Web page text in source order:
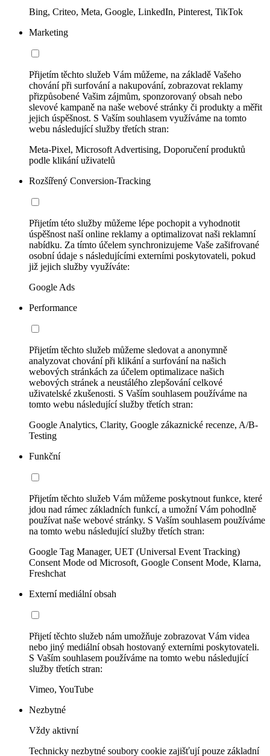
Bing, Criteo, Meta, Google, LinkedIn, Pinterest, TikTok
Marketing
Přijetím těchto služeb Vám můžeme, na základě Vašeho
chování při surfování a nakupování, zobrazovat reklamy
přizpůsobené Vašim zájmům, sponzorovaný obsah nebo
slevové kampaně na naše webové stránky či produkty a měřit
jejich úspěšnost. S Vaším souhlasem využíváme na tomto
webu následující služby třetích stran:
Meta-Pixel, Microsoft Advertising, Doporučení produktů
podle klikání uživatelů
Rozšířený Conversion-Tracking
Přijetím této služby můžeme lépe pochopit a vyhodnotit
úspěšnost naší online reklamy a optimalizovat naši reklamní
nabídku. Za tímto účelem synchronizujeme Vaše zašifrované
osobní údaje s následujícími externími poskytovateli, pokud
již jejich služby využíváte:
Google Ads
Performance
Přijetím těchto služeb můžeme sledovat a anonymně
analyzovat chování při klikání a surfování na našich
webových stránkách za účelem optimalizace našich
webových stránek a neustálého zlepšování celkové
uživatelské zkušenosti. S Vaším souhlasem používáme na
tomto webu následující služby třetích stran:
Google Analytics, Clarity, Google zákaznické recenze, A/B-
Testing
Funkční
Přijetím těchto služeb Vám můžeme poskytnout funkce, které
jdou nad rámec základních funkcí, a umožní Vám pohodlně
používat naše webové stránky. S Vaším souhlasem používáme
na tomto webu následující služby třetích stran:
Google Tag Manager, UET (Universal Event Tracking)
Consent Mode od Microsoft, Google Consent Mode, Klarna,
Freshchat
Externí mediální obsah
Přijetí těchto služeb nám umožňuje zobrazovat Vám videa
nebo jiný mediální obsah hostovaný externími poskytovateli.
S Vaším souhlasem používáme na tomto webu následující
služby třetích stran:
Vimeo, YouTube
Nezbytné
Vždy aktivní
Technicky nezbytné soubory cookie zajišťují pouze základní